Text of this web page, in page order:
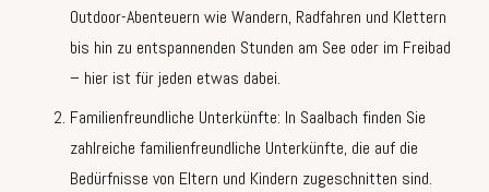
Outdoor-Abenteuern wie Wandern, Radfahren und Klettern
bis hin zu entspannenden Stunden am See oder im Freibad
– hier ist für jeden etwas dabei.
Familienfreundliche Unterkünfte: In Saalbach finden Sie
zahlreiche familienfreundliche Unterkünfte, die auf die
Bedürfnisse von Eltern und Kindern zugeschnitten sind.